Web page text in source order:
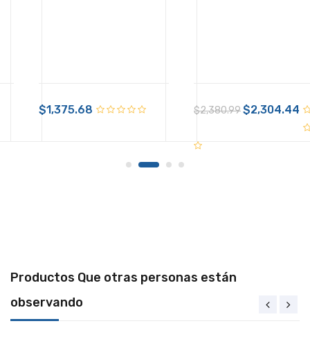
IVA Incluido
$1,375.68 $2,380.99$2,304.44
Productos Que otras personas están
observando